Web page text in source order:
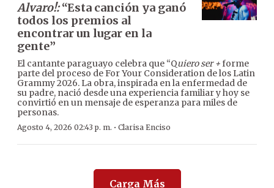
Alvaro!:“Esta canción ya ganó
todos los premios al
encontrar un lugar en la
gente”
El cantante paraguayo celebra que “Quiero ser +forme
parte del proceso de For Your Consideration de los Latin
Grammy 2026. La obra, inspirada en la enfermedad de
su padre, nació desde una experiencia familiar y hoy se
convirtió en un mensaje de esperanza para miles de
personas.
Agosto 4, 2026 02:43 p. m. · Clarisa Enciso
Carga Más